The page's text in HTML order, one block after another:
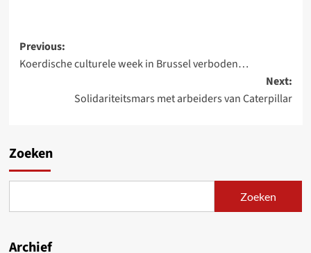
Post
navigation
Previous:
Koerdische culturele week in Brussel verboden…
Next:
Solidariteitsmars met arbeiders van Caterpillar
Zoeken
Zoeken
Archief